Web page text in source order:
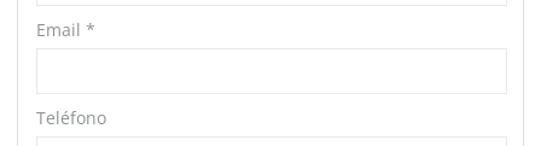
Email *
Teléfono